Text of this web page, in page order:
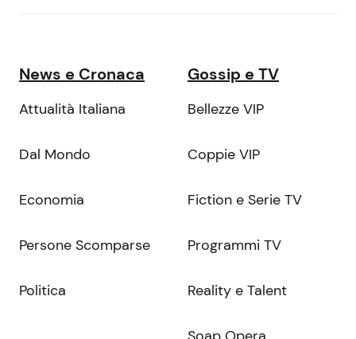
News e Cronaca
Attualità Italiana
Dal Mondo
Economia
Persone Scomparse
Politica
Gossip e TV
Bellezze VIP
Coppie VIP
Fiction e Serie TV
Programmi TV
Reality e Talent